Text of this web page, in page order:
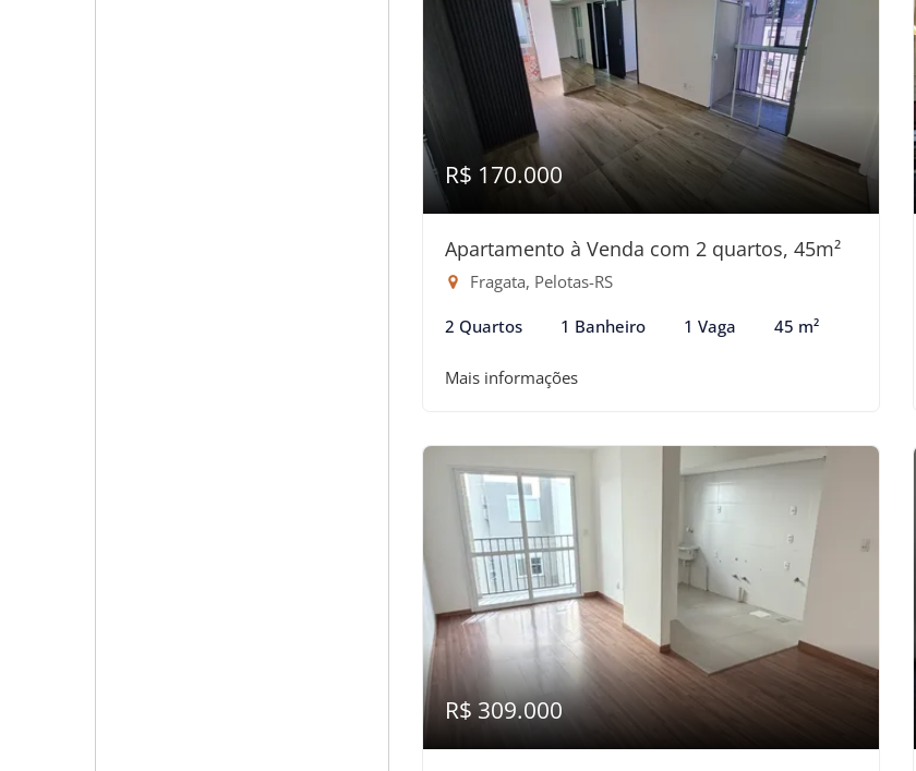
R$ 170.000
Apartamento à Venda com 2 quartos, 45m²
Fragata, Pelotas-RS
2 Quartos 1 Banheiro 1 Vaga 45 m²
Mais informações
R$ 309.000